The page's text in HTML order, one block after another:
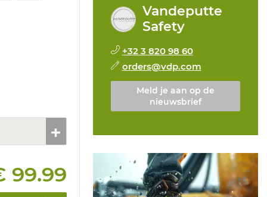
99.99
Vandeputte
Safety
+32 3 820 98 60
orders@vdp.com
Meld je aan op de
nieuwsbrief